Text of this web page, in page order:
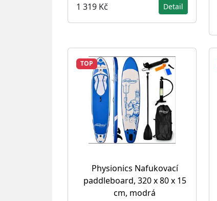
1 319 Kč Detail
TOP
Physionics Nafukovací
paddleboard, 320 x 80 x 15
cm, modrá